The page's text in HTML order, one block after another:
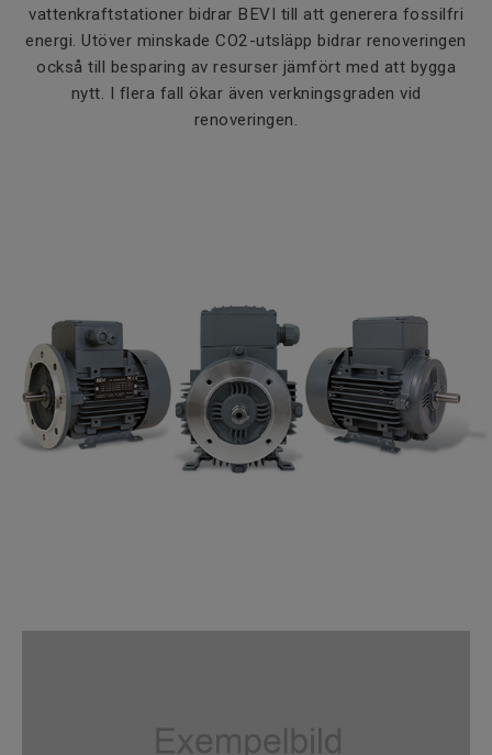
vattenkraftstationer bidrar BEVI till att generera fossilfri
energi. Utöver minskade CO2-utsläpp bidrar renoveringen
också till besparing av resurser jämfört med att bygga
nytt. I flera fall ökar även verkningsgraden vid
renoveringen.